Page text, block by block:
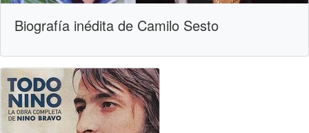
Biografía inédita de Camilo Sesto